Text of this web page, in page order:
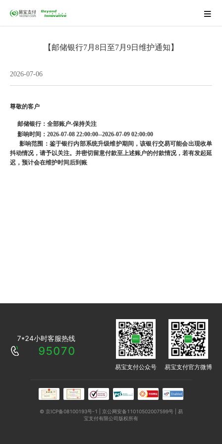
【邮储银行7月8日至7月9日维护通知】
2026-07-06
尊敬的客户
邮储银行：全部账户-保持关注
影响时间： 2026-07-08 22:00:00--2026-07-09 02:00:00
影响范围：鉴于银行内部系统升级维护期间，该银行交易可能会出现收单
抖动情况，请予以关注。并密切留意付款至上述账户的付款情况，若有发起延
迟，预计会在维护时间后到账
7*24小时客服热线
95070
易宝支付公众号 易宝支付官方微博
© 京ICP备08100193号-1 | 京公网安备11010502007599号 | 易
宝支付有限公司版权所有